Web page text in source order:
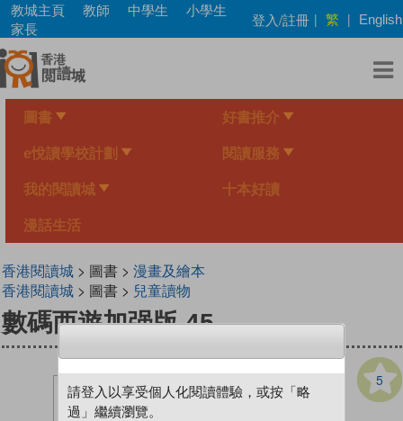
Skip
main
content
教城主頁 教師 中學生
小學生
家長
登入/註冊 | 繁 | English
圖書 好書推介
e悅讀學校計劃 閱讀服務
我的閱讀城 十本好讀
漫話生活
香港閱讀城> 圖書 > 漫畫及繪本
香港閱讀城> 圖書 > 兒童讀物
數碼西遊加强版 45
5
請登入以享受個人化閱讀體驗，或按「略
過」繼續瀏覽。